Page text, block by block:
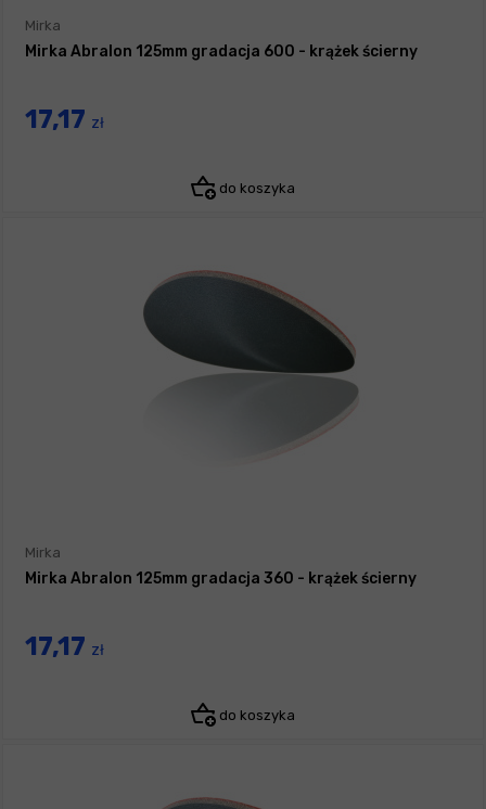
Mirka
Mirka Abralon 125mm gradacja 600 - krążek ścierny
17,17 zł
do koszyka
Mirka
Mirka Abralon 125mm gradacja 360 - krążek ścierny
17,17 zł
do koszyka